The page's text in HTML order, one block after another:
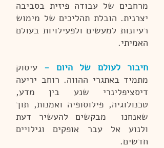
מרחבים של עבודה פיזית בסביבה
יצרנית. הובלת תהליכים של מימוש
רעיונות למעשים ולפעילויות בעולם
האמיתי.
חיבור לעולם של היום - עיסוק
מתמיד באתגרי ההווה. רוחב יריעה
דיסציפלינרי שנע בין מדע,
טכנולוגיה, פילוסופיה ואמנות, תוך
שאנחנו מבקשים להעשיר דעת
ולנוע אל עבר אופקים וגילויים
חדשים.